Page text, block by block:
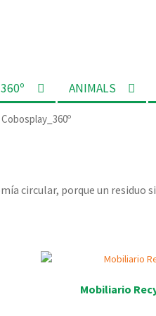
ANIMALS
Cobosplay_360º
circular, porque un
Mobiliario